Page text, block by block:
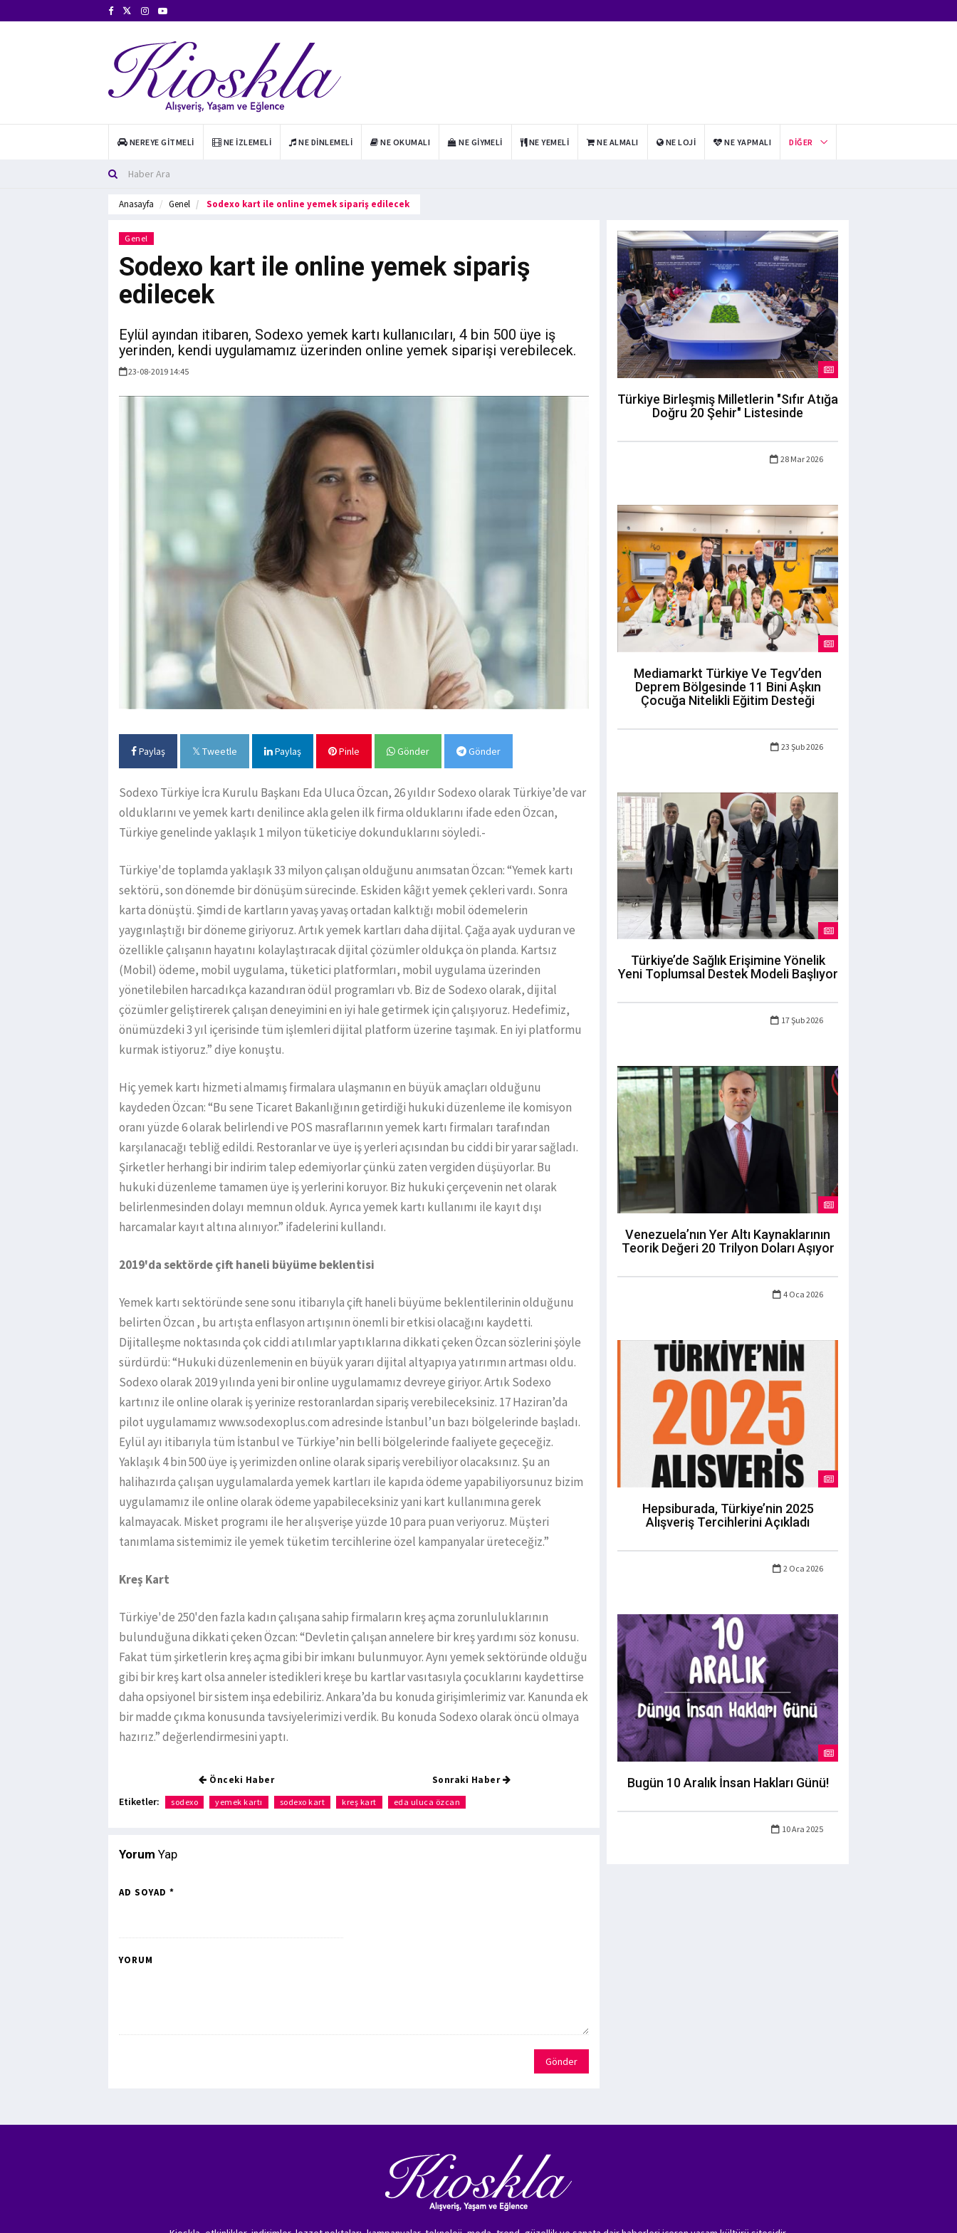
NEREYE GITMELI NE İZLEMELI NE DINLEMELI NE OKUMALI NE GIYMELI NE YEMELI NE ALMALI NE LOJI NE YAPMALI DIĞER
Anasayfa Genel Sodexo kart ile online yemek sipariş edilecek
Genel
Sodexo kart ile online yemek sipariş
edilecek
Eylül ayından itibaren, Sodexo yemek kartı kullanıcıları, 4 bin 500 üye iş
yerinden, kendi uygulamamız üzerinden online yemek siparişi verebilecek.
23-08-2019 14:45
Paylaş Tweetle Paylaş Pinle Gönder Gönder
Sodexo Türkiye İcra Kurulu Başkanı Eda Uluca Özcan, 26 yıldır Sodexo olarak Türkiye’de var
olduklarını ve yemek kartı denilince akla gelen ilk firma olduklarını ifade eden Özcan,
Türkiye genelinde yaklaşık 1 milyon tüketiciye dokunduklarını söyledi.-
Türkiye'de toplamda yaklaşık 33 milyon çalışan olduğunu anımsatan Özcan: “Yemek kartı
sektörü, son dönemde bir dönüşüm sürecinde. Eskiden kâğıt yemek çekleri vardı. Sonra
karta dönüştü. Şimdi de kartların yavaş yavaş ortadan kalktığı mobil ödemelerin
yaygınlaştığı bir döneme giriyoruz. Artık yemek kartları daha dijital. Çağa ayak uyduran ve
özellikle çalışanın hayatını kolaylaştıracak dijital çözümler oldukça ön planda. Kartsız
(Mobil) ödeme, mobil uygulama, tüketici platformları, mobil uygulama üzerinden
yönetilebilen harcadıkça kazandıran ödül programları vb. Biz de Sodexo olarak, dijital
çözümler geliştirerek çalışan deneyimini en iyi hale getirmek için çalışıyoruz. Hedefimiz,
önümüzdeki 3 yıl içerisinde tüm işlemleri dijital platform üzerine taşımak. En iyi platformu
kurmak istiyoruz.” diye konuştu.
Hiç yemek kartı hizmeti almamış firmalara ulaşmanın en büyük amaçları olduğunu
kaydeden Özcan: “Bu sene Ticaret Bakanlığının getirdiği hukuki düzenleme ile komisyon
oranı yüzde 6 olarak belirlendi ve POS masraflarının yemek kartı firmaları tarafından
karşılanacağı tebliğ edildi. Restoranlar ve üye iş yerleri açısından bu ciddi bir yarar sağladı.
Şirketler herhangi bir indirim talep edemiyorlar çünkü zaten vergiden düşüyorlar. Bu
hukuki düzenleme tamamen üye iş yerlerini koruyor. Biz hukuki çerçevenin net olarak
belirlenmesinden dolayı memnun olduk. Ayrıca yemek kartı kullanımı ile kayıt dışı
harcamalar kayıt altına alınıyor.” ifadelerini kullandı.
2019'da sektörde çift haneli büyüme beklentisi
Yemek kartı sektöründe sene sonu itibarıyla çift haneli büyüme beklentilerinin olduğunu
belirten Özcan , bu artışta enflasyon artışının önemli bir etkisi olacağını kaydetti.
Dijitalleşme noktasında çok ciddi atılımlar yaptıklarına dikkati çeken Özcan sözlerini şöyle
sürdürdü: “Hukuki düzenlemenin en büyük yararı dijital altyapıya yatırımın artması oldu.
Sodexo olarak 2019 yılında yeni bir online uygulamamız devreye giriyor. Artık Sodexo
kartınız ile online olarak iş yerinize restoranlardan sipariş verebileceksiniz. 17 Haziran’da
pilot uygulamamız www.sodexoplus.com adresinde İstanbul’un bazı bölgelerinde başladı.
Eylül ayı itibarıyla tüm İstanbul ve Türkiye’nin belli bölgelerinde faaliyete geçeceğiz.
Yaklaşık 4 bin 500 üye iş yerimizden online olarak sipariş verebiliyor olacaksınız. Şu an
halihazırda çalışan uygulamalarda yemek kartları ile kapıda ödeme yapabiliyorsunuz bizim
uygulamamız ile online olarak ödeme yapabileceksiniz yani kart kullanımına gerek
kalmayacak. Misket programı ile her alışverişe yüzde 10 para puan veriyoruz. Müşteri
tanımlama sistemimiz ile yemek tüketim tercihlerine özel kampanyalar üreteceğiz.”
Kreş Kart
Türkiye'de 250'den fazla kadın çalışana sahip firmaların kreş açma zorunluluklarının
bulunduğuna dikkati çeken Özcan: “Devletin çalışan annelere bir kreş yardımı söz konusu.
Fakat tüm şirketlerin kreş açma gibi bir imkanı bulunmuyor. Aynı yemek sektöründe olduğu
gibi bir kreş kart olsa anneler istedikleri kreşe bu kartlar vasıtasıyla çocuklarını kaydettirse
daha opsiyonel bir sistem inşa edebiliriz. Ankara’da bu konuda girişimlerimiz var. Kanunda ek
bir madde çıkma konusunda tavsiyelerimizi verdik. Bu konuda Sodexo olarak öncü olmaya
hazırız.” değerlendirmesini yaptı.
Önceki Haber Sonraki Haber
Etiketler: sodexo yemek kartı sodexo kart kreş kart eda uluca özcan
Yorum Yap
AD SOYAD *
YORUM
Gönder
Türkiye Birleşmiş Milletlerin "Sıfır Atığa
Doğru 20 Şehir" Listesinde
28 Mar 2026
Mediamarkt Türkiye Ve Tegv’den
Deprem Bölgesinde 11 Bini Aşkın
Çocuğa Nitelikli Eğitim Desteği
23 Şub 2026
Türkiye’de Sağlık Erişimine Yönelik
Yeni Toplumsal Destek Modeli Başlıyor
17 Şub 2026
Venezuela’nın Yer Altı Kaynaklarının
Teorik Değeri 20 Trilyon Doları Aşıyor
4 Oca 2026
Hepsiburada, Türkiye’nin 2025
Alışveriş Tercihlerini Açıkladı
2 Oca 2026
Bugün 10 Aralık İnsan Hakları Günü!
10 Ara 2025